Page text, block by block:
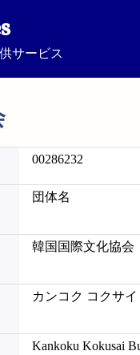
サービス
00286232
団体名
韓国国際文化協会
カンコク コクサ
Kankoku Kokusai